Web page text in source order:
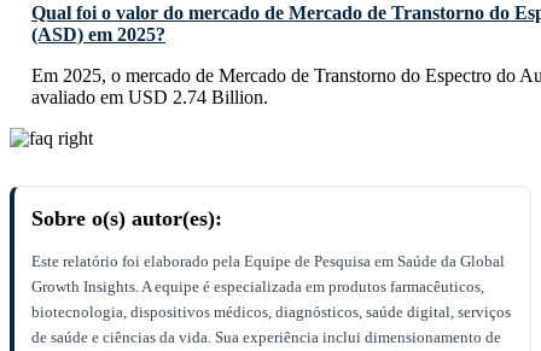
Qual foi o valor do mercado de Mercado de Transtorno do
(ASD) em 2025?
Em 2025, o mercado de Mercado de Transtorno do Espectro do
avaliado em USD 2.74 Billion.
Sobre o(s) autor(es):
Este relatório foi elaborado pela Equipe de Pesquisa em Saúde da Global
Growth Insights. A equipe é especializada em produtos farmacêuticos,
biotecnologia, dispositivos médicos, diagnósticos, saúde digital, serviços
de saúde e ciências da vida. Sua experiência inclui dimensionamento de